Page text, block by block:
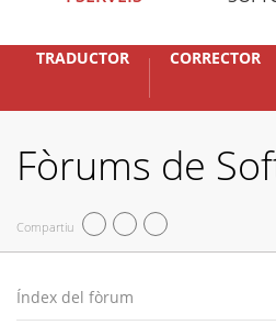
TRADUCTOR CORRECTOR
Fòrums de
Compartiu
Índex del fòrum